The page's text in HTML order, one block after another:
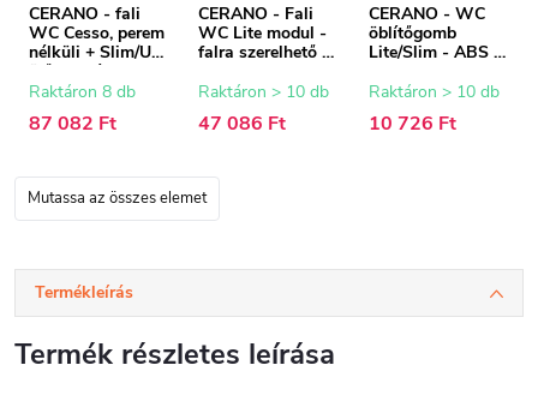
CERANO - fali
WC Cesso, perem
nélküli + Slim/UF
ülőke - fényes
fekete - 49x36 cm
Raktáron 8 db
87 082 Ft
CERANO - Fali
WC Lite modul -
falra szerelhető -
Raktáron > 10 db
47 086 Ft
CERANO - WC
öblítőgomb
Lite/Slim - ABS -
Raktáron > 10 db
10 726 Ft
Mutassa az összes elemet
Termékleírás
Termék részletes leírása